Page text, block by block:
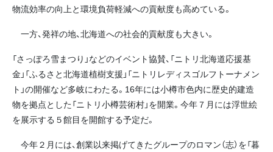
物流効率の向上と環境負荷軽減への貢献度も高めている。
一方、発祥の地、北海道への社会的貢献度も大きい。
「さっぽろ雪まつり」などのイベント協賛、「ニトリ北海道応援基
金」「ふるさと北海道植樹支援」「ニトリレディスゴルフトーナメン
ト」の開催など多岐にわたる。16年には小樽市色内に歴史的建造
物を拠点とした「ニトリ小樽芸術村」を開業。今年７月には浮世絵
を展示する５館目を開館する予定だ。
今年２月には、創業以来掲げてきたグループのロマン（志）を「暮